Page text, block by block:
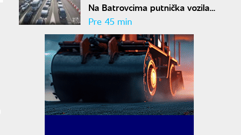
Na Batrovcima putnička vozila
čekaju četiri sata na izlaz
Pre 45 min